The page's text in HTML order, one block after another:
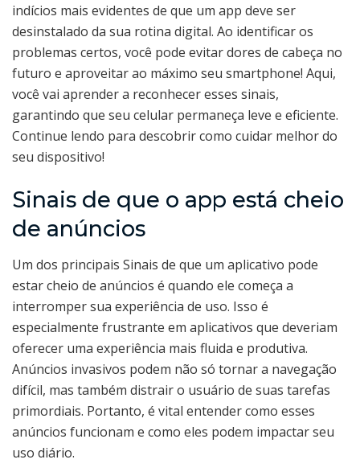
indícios mais evidentes de que um app deve ser
desinstalado da sua rotina digital. Ao identificar os
problemas certos, você pode evitar dores de cabeça no
futuro e aproveitar ao máximo seu smartphone! Aqui,
você vai aprender a reconhecer esses sinais,
garantindo que seu celular permaneça leve e eficiente.
Continue lendo para descobrir como cuidar melhor do
seu dispositivo!
Sinais de que o app está cheio
de anúncios
Um dos principais Sinais de que um aplicativo pode
estar cheio de anúncios é quando ele começa a
interromper sua experiência de uso. Isso é
especialmente frustrante em aplicativos que deveriam
oferecer uma experiência mais fluida e produtiva.
Anúncios invasivos podem não só tornar a navegação
difícil, mas também distrair o usuário de suas tarefas
primordiais. Portanto, é vital entender como esses
anúncios funcionam e como eles podem impactar seu
uso diário.